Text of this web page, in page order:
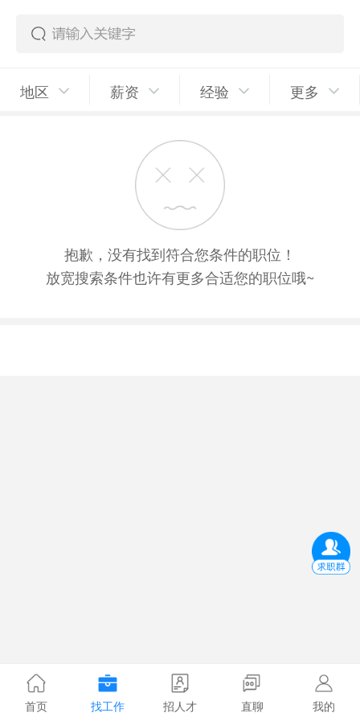
地区 薪资 经验 更多
抱歉，没有找到符合您条件的职位！
放宽搜索条件也许有更多合适您的职位哦~
首页 找工作 招人才 直聊 我的